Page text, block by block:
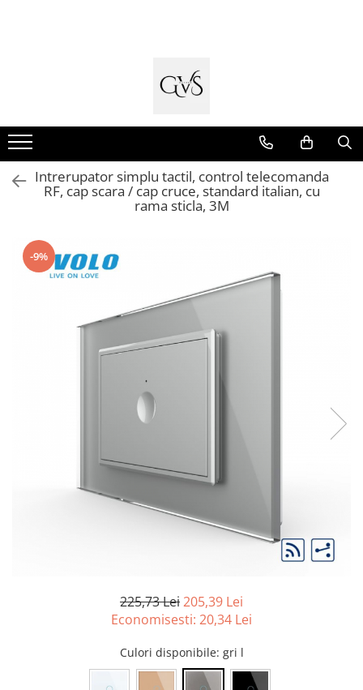
Conductori - Fy - Myf
Cabluri tip Cordon (MYYM)
Cabluri tip CYY-F
Cabluri Bransament
Cabluri tip NHXH E90 Halogen Free
Cabluri Internet - TV
Cabluri Alarmă - Incendiu
Fibră Optică
Tablouri si Sigurante
Accesorii Tablou-Sigurante
Jgheaburi Metalice Perforate
Intrerupator simplu tactil, control telecomanda
RF, cap scara / cap cruce, standard italian, cu
rama sticla, 3M
-9%
225,73 Lei205,39 Lei
Economisesti: 20,34 Lei
Culori disponibile: gri l